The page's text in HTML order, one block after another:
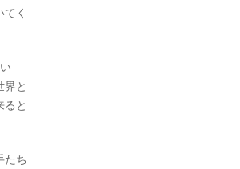
く
と
と
たち